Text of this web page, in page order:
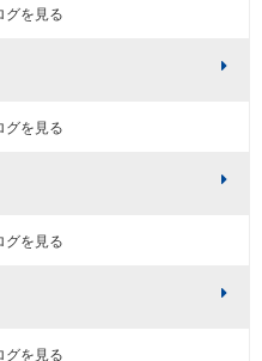
グを見る
グを見る
グを見る
グを見る